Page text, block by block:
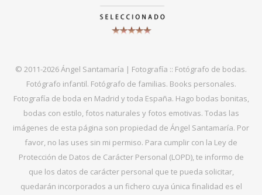
© 2011-2026 Ángel Santamaría | Fotografía :: Fotógrafo de bodas.
Fotógrafo infantil. Fotógrafo de familias. Books personales.
Fotografía de boda en Madrid y toda España. Hago bodas bonitas,
bodas con estilo, fotos naturales y fotos emotivas. Todas las
imágenes de esta página son propiedad de Ángel Santamaría. Por
favor, no las uses sin mi permiso. Para cumplir con la Ley de
Protección de Datos de Carácter Personal (LOPD), te informo de
que los datos de carácter personal que te pueda solicitar,
quedarán incorporados a un fichero cuya única finalidad es el